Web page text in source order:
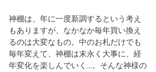
神棚は、年に一度新調するという考え
もありますが、なかなか毎年買い換え
るのは大変なもの。中のお札だけでも
毎年変えて、神棚は末永く大事に、経
年変化を楽しんでいく…。そんな神様の